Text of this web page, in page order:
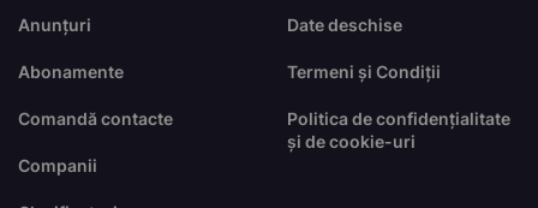
Anunțuri
Abonamente
Comandă contacte
Companii
Date deschise
Termeni și Condiții
Politica de confidențialitate
și de cookie-uri